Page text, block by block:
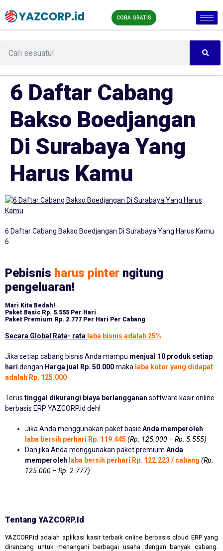
COBA GRATIS
6 Daftar Cabang
Bakso Boedjangan
Di Surabaya Yang
Harus Kamu
6 Daftar Cabang Bakso Boedjangan Di Surabaya Yang Harus Kamu
6
Pebisnis harus pinter ngitung
pengeluaran!
Mari Kita Bedah!
Paket Basic Rp. 5.555 Per Hari
Paket Premium Rp. 2.777 Per Hari Per Cabang
Secara Global Rata- rata laba bisnis adalah 25%
Jika setiap cabang bisnis Anda mampu menjual 10 produk setiap
hari dengan Harga jual Rp. 50.000maka laba kotor yang didapat
adalah Rp. 125.000
Terus tinggal dikurangi biaya berlangganan software kasir online
berbasis ERP YAZCORP.id deh!
Jika Anda menggunakan paket basicAnda memperoleh
laba bersih perhari Rp. 119.445 (Rp. 125.000 – Rp. 5.555)
Dan jika Anda menggunakan paket premium Anda
memperoleh laba bersih perhari Rp. 122.223 / cabang (Rp.
125.000 – Rp. 2.777)
Tentang YAZCORP.id
YAZCORP.id adalah aplikasi kasir terbaik online berbasis cloud ERP yang
dirancang untuk menangani berbagai usaha dengan banyak cabang.